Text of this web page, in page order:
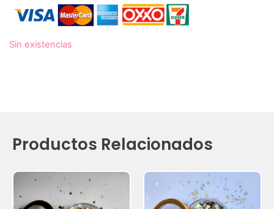
Sin existencias
Productos Relacionados